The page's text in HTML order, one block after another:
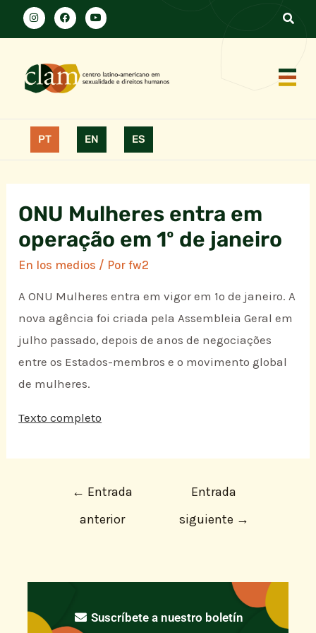
PT EN ES
ONU Mulheres entra em
operação em 1º de janeiro
En los medios / Porfw2
A ONU Mulheres entra em vigor em 1º de janeiro. A
nova agência foi criada pela Assembleia Geral em
julho passado, depois de anos de negociações
entre os Estados-membros e o movimento global
de mulheres.
Texto completo
← Entrada
anterior
Entrada
siguiente →
Suscríbete a nuestro boletín